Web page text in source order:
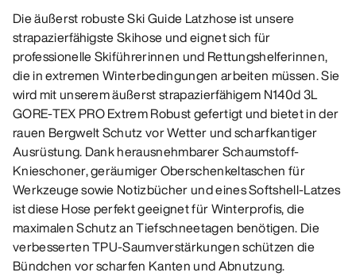
Die äußerst robuste Ski Guide Latzhose ist unsere
strapazierfähigste Skihose und eignet sich für
professionelle Skiführerinnen und Rettungshelferinnen,
die in extremen Winterbedingungen arbeiten müssen. Sie
wird mit unserem äußerst strapazierfähigem N140d 3L
GORE-TEX PRO Extrem Robust gefertigt und bietet in der
rauen Bergwelt Schutz vor Wetter und scharfkantiger
Ausrüstung. Dank herausnehmbarer Schaumstoff-
Knieschoner, geräumiger Oberschenkeltaschen für
Werkzeuge sowie Notizbücher und eines Softshell-Latzes
ist diese Hose perfekt geeignet für Winterprofis, die
maximalen Schutz an Tiefschneetagen benötigen. Die
verbesserten TPU-Saumverstärkungen schützen die
Bündchen vor scharfen Kanten und Abnutzung.